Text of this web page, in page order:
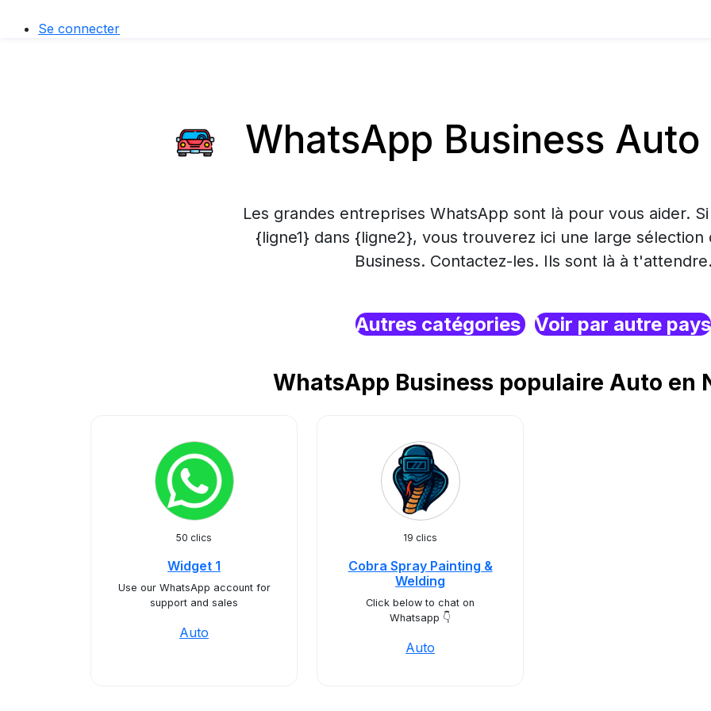
Se connecter
WhatsApp Business Auto
Les grandes entreprises WhatsApp sont là pour vous aider.
{ligne1} dans {ligne2}, vous trouverez ici une large sélection
Business. Contactez-les. Ils sont là à t'attendre.
Autres catégories Voir par autre pays
WhatsApp Business populaire Auto en
50 clics
Widget 1
Use our WhatsApp account for
support and sales
Auto
19 clics
Cobra Spray Painting &
Welding
Click below to chat on
Whatsapp 👇
Auto